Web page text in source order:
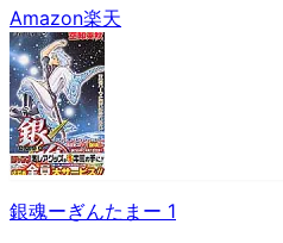
Amazon楽天
銀魂ーぎんたまー 1